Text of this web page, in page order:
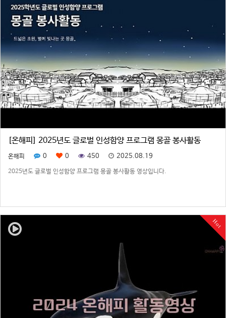
[온해피] 2025년도 글로벌 인성함양 프로그램 몽골 봉사활동
온해피 0 0 450 2025.08.19
2025년도 글로벌 인성함양 프로그램 몽골 봉사활동 영상입니다.
Hot